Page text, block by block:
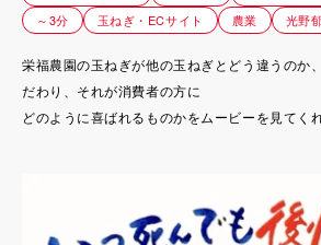
～3分
玉ねぎ・ECサイト 農業 光野
栄福農園の玉ねぎが他の玉ねぎとどう違うのか
だわり、それが消費者の方に
どのように喜ばれるものかをムービーを見てく